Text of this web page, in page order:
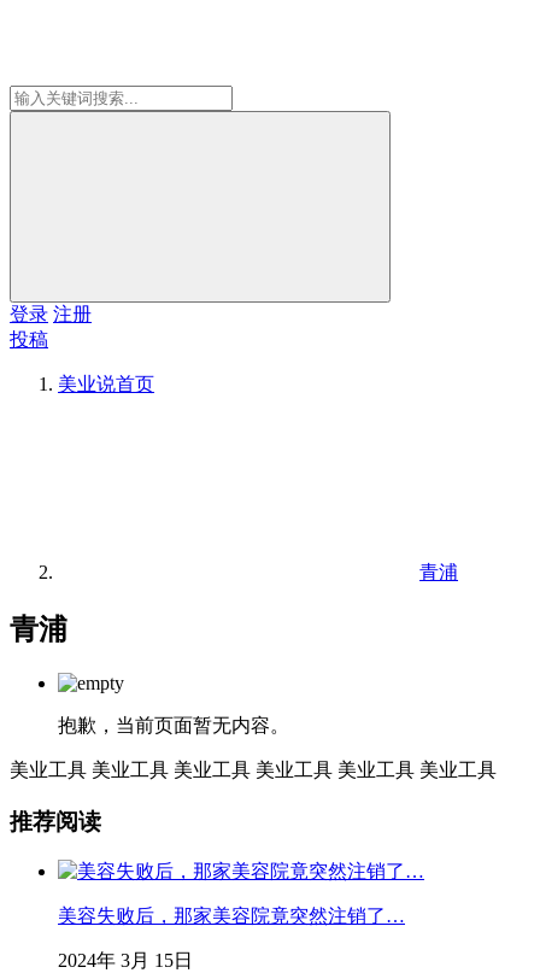
登录 注册
投稿
美业说首页
青浦
青浦
抱歉，当前页面暂无内容。
美业工具 美业工具 美业工具 美业工具 美业工具 美业工具
推荐阅读
美容失败后，那家美容院竟突然注销了…
2024年 3月 15日